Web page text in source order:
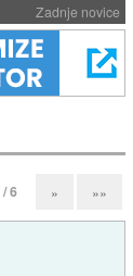
Zadnje novice
/ 6 » »»